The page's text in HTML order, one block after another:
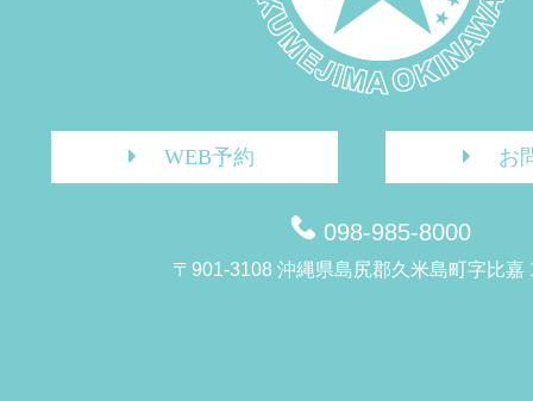
WEB予約 お
098-985-8000
〒901-3108 沖縄県島尻郡久米島町字比嘉